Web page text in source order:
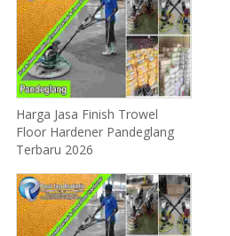
Harga Jasa Finish Trowel
Floor Hardener Pandeglang
Terbaru 2026